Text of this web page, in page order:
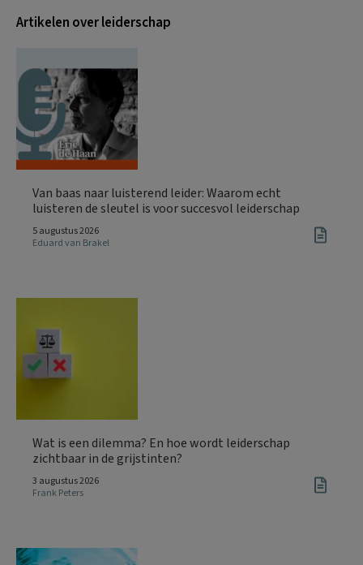
Artikelen over leiderschap
Van baas naar luisterend leider: Waarom echt
luisteren de sleutel is voor succesvol leiderschap
5 augustus 2026
Eduard van Brakel
Wat is een dilemma? En hoe wordt leiderschap
zichtbaar in de grijstinten?
3 augustus 2026
Frank Peters